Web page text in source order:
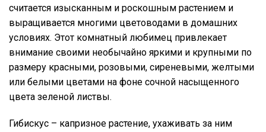
считается изысканным и роскошным растением и
выращивается многими цветоводами в домашних
условиях. Этот комнатный любимец привлекает
внимание своими необычайно яркими и крупными по
размеру красными, розовыми, сиреневыми, желтыми
или белыми цветами на фоне сочной насыщенного
цвета зеленой листвы.
Гибискус – капризное растение, ухаживать за ним